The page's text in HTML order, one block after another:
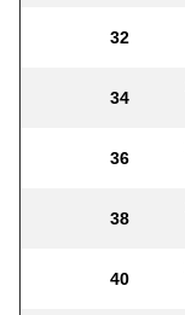
32
34
36
38
40